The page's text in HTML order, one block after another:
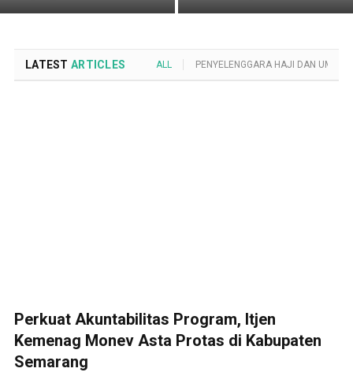
LATEST ARTICLES ALL PENYELENGGARA HAJI DAN UMROH
Perkuat Akuntabilitas Program, Itjen
Kemenag Monev Asta Protas di Kabupaten
Semarang